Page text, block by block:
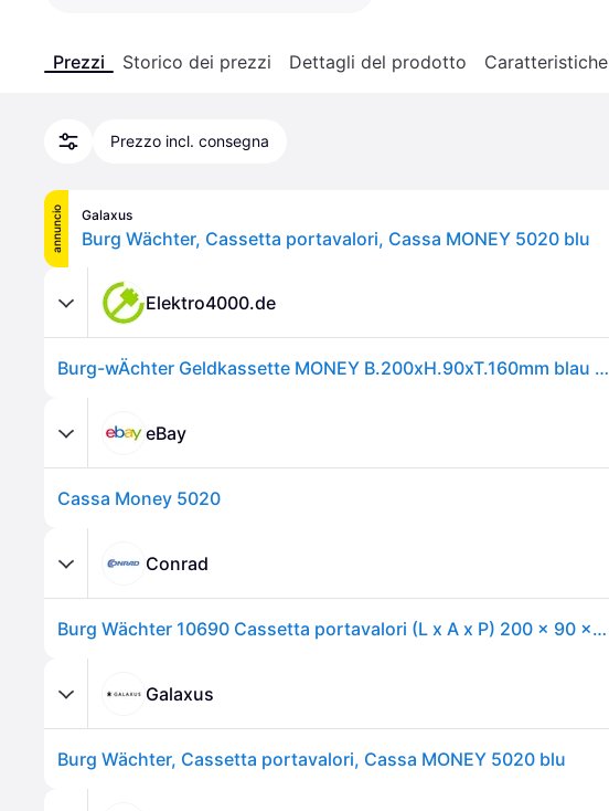
Prezzi Storico dei prezzi Dettagli del prodotto Caratteristiche
Prezzo incl. consegna
annuncio Galaxus
Burg Wächter, Cassetta portavalori, Cassa MONEY 5020 blu
Elektro4000.de
Burg-wÄchter Geldkassette MONEY B.200xH.90xT.160mm blau STA lack. 10690
eBay
Cassa Money 5020
Conrad
Burg Wächter 10690 Cassetta portavalori (L x A x P) 200 x 90 x 160 mm Blu
Galaxus
Burg Wächter, Cassetta portavalori, Cassa MONEY 5020 blu